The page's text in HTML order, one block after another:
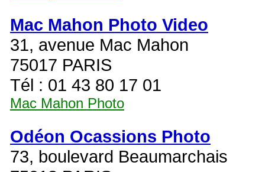
Mac Mahon Photo Video
31, avenue Mac Mahon
75017 PARIS
Tél : 01 43 80 17 01
Mac Mahon Photo
Odéon Ocassions Photo
73, boulevard Beaumarchais